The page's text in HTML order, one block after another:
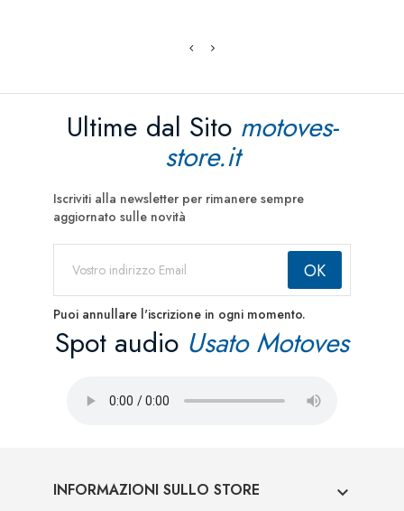
Ultime dal Sito motoves-
store.it
Iscriviti alla newsletter per rimanere sempre
aggiornato sulle novità
Puoi annullare l'iscrizione in ogni momento.
Spot audio Usato Motoves
INFORMAZIONI SULLO STORE 